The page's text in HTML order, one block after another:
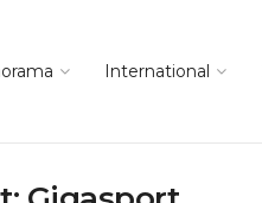
International